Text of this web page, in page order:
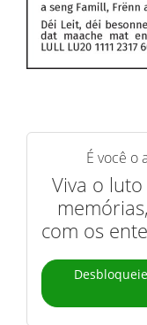
É você o
Viva o
com os